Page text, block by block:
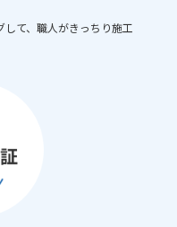
て、職人がきっちり施工